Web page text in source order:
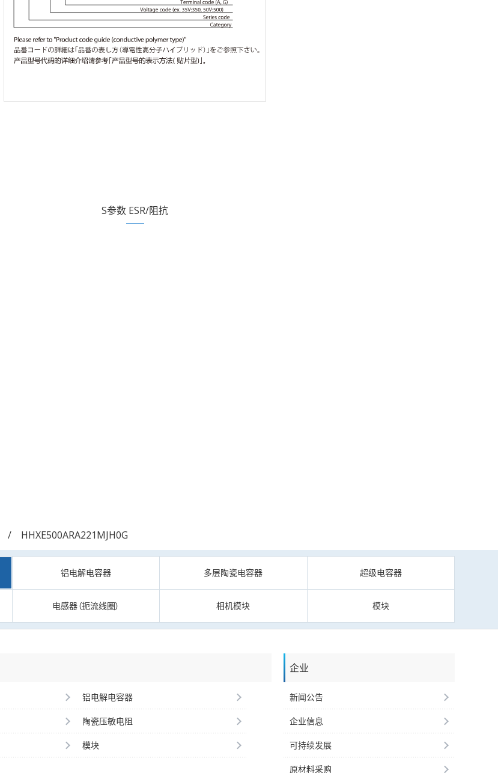
S参数 ESR/阻抗
HHXE500ARA221MJH0G
铝电解电容器 多层陶瓷电容器 超级电容器
电感器（扼流线圈） 相机模块 模块
铝电解电容器
陶瓷压敏电阻
模块
企业
新闻公告
企业信息
可持续发展
原材料采购